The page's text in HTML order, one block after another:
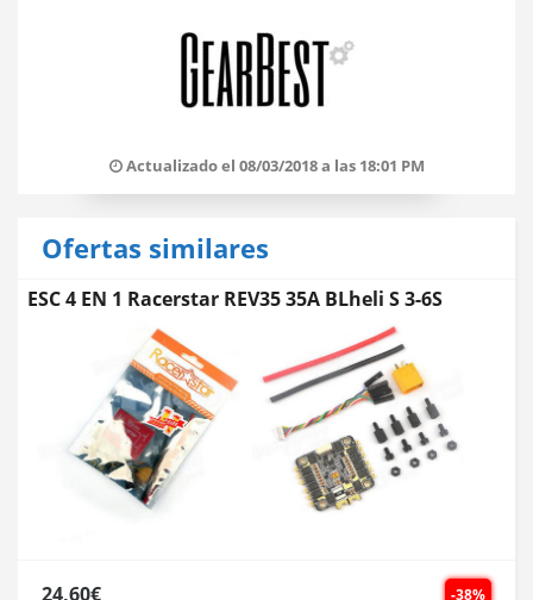
Actualizado el 08/03/2018 a las 18:01 PM
Ofertas similares
ESC 4 EN 1 Racerstar REV35 35A BLheli S 3-6S
-38%
24,60€